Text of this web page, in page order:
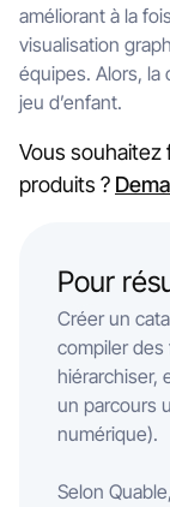
améliorant à la
visualisation
équipes. Alors, la
jeu d’enfant.
Vous souhaitez
produits ?
Pour
Créer un
compiler des
hiérarchiser,
un parcours
numérique).
Selon